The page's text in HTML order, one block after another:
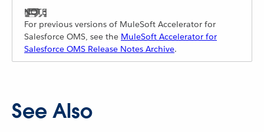
For previous versions of MuleSoft Accelerator for
Salesforce OMS, see the MuleSoft Accelerator for
Salesforce OMS Release Notes Archive.
See Also